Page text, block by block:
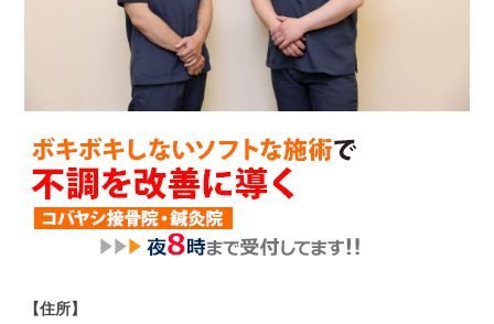
【住所】